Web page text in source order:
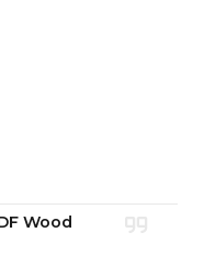
Wood